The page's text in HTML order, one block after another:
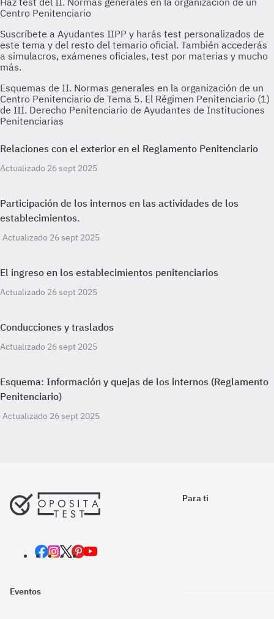
Esquemas de II. Normas generales en la organización de un
Centro Penitenciario de Tema 5. El Régimen Penitenciario (1)
de III. Derecho Penitenciario de Ayudantes de Instituciones
Penitenciarias
Relaciones con el exterior en el Reglamento Penitenciario
Actualizado 26 sept 2025
Participación de los internos en las actividades de los
establecimientos.
Actualizado 26 sept 2025
El ingreso en los establecimientos penitenciarios
Actualizado 26 sept 2025
Conducciones y traslados
Actualizado 26 sept 2025
Esquema: Información y quejas de los internos (Reglamento
Penitenciario)
Actualizado 26 sept 2025
Para ti
Eventos